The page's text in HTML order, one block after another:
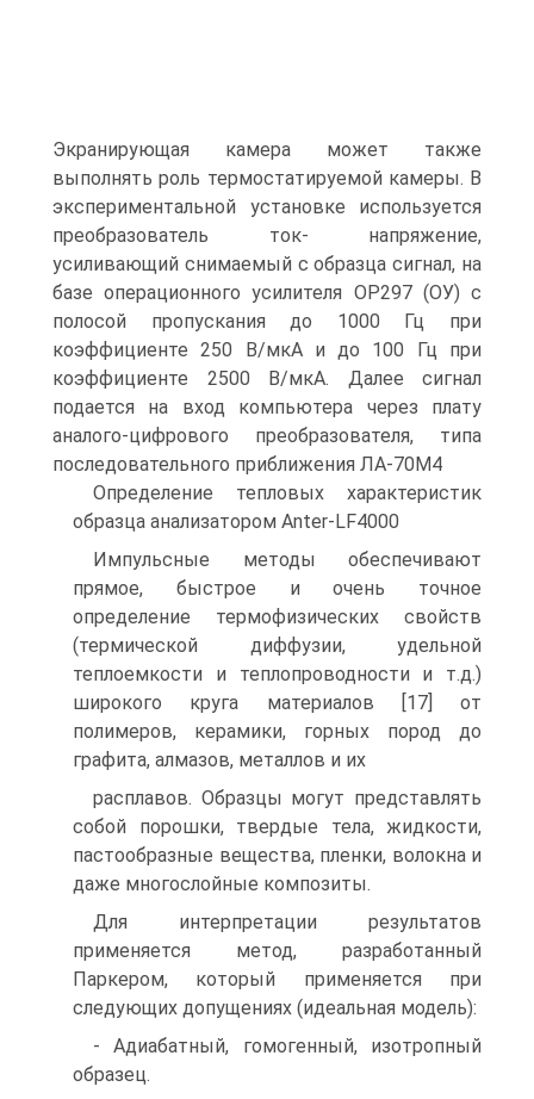
Экранирующая камера может также
выполнять роль термостатируемой камеры. В
экспериментальной установке используется
преобразователь ток- напряжение,
усиливающий снимаемый с образца сигнал, на
базе операционного усилителя OP297 (ОУ) с
полосой пропускания до 1000 Гц при
коэффициенте 250 В/мкА и до 100 Гц при
коэффициенте 2500 В/мкА. Далее сигнал
подается на вход компьютера через плату
аналого-цифрового преобразователя, типа
последовательного приближения ЛА-70М4
Определение тепловых характеристик
образца анализатором Anter-LF4000
Импульсные методы обеспечивают
прямое, быстрое и очень точное
определение термофизических свойств
(термической диффузии, удельной
теплоемкости и теплопроводности и т.д.)
широкого круга материалов [17] от
полимеров, керамики, горных пород до
графита, алмазов, металлов и их
расплавов. Образцы могут представлять
собой порошки, твердые тела, жидкости,
пастообразные вещества, пленки, волокна и
даже многослойные композиты.
Для интерпретации результатов
применяется метод, разработанный
Паркером, который применяется при
следующих допущениях (идеальная модель):
- Адиабатный, гомогенный, изотропный
образец.